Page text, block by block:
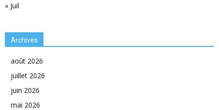
« Juil
Archives
août 2026
juillet 2026
juin 2026
mai 2026